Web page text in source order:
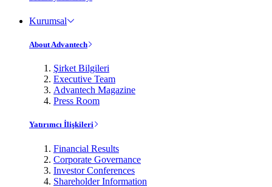
Kurumsal
About Advantech
Şirket Bilgileri
Executive Team
Advantech Magazine
Press Room
Yatırımcı İlişkileri
Financial Results
Corporate Governance
Investor Conferences
Shareholder Information